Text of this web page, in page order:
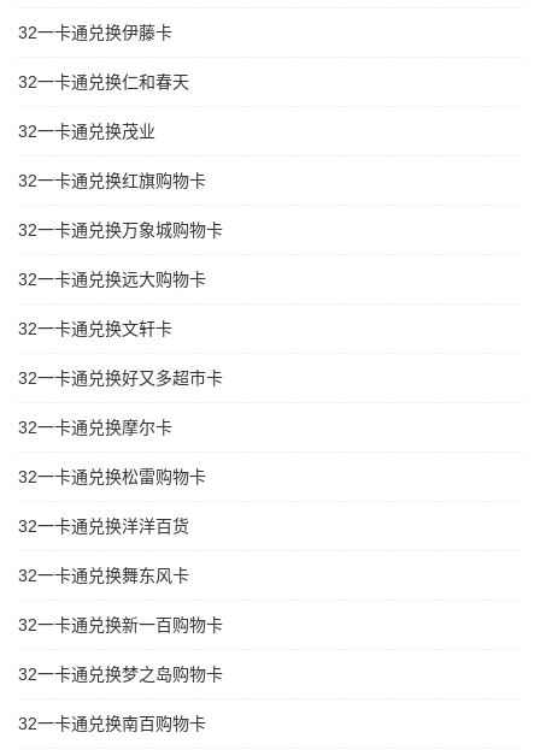
32一卡通兑换伊藤卡
32一卡通兑换仁和春天
32一卡通兑换茂业
32一卡通兑换红旗购物卡
32一卡通兑换万象城购物卡
32一卡通兑换远大购物卡
32一卡通兑换文轩卡
32一卡通兑换好又多超市卡
32一卡通兑换摩尔卡
32一卡通兑换松雷购物卡
32一卡通兑换洋洋百货
32一卡通兑换舞东风卡
32一卡通兑换新一百购物卡
32一卡通兑换梦之岛购物卡
32一卡通兑换南百购物卡